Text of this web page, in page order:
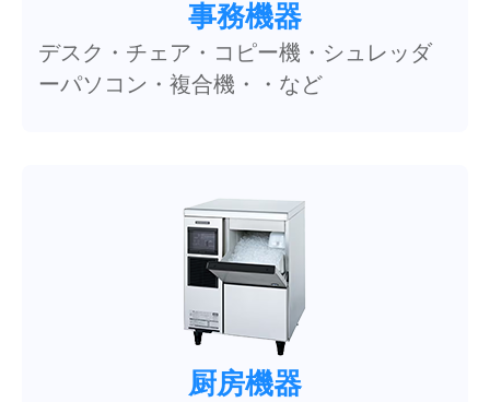
事務機器
デスク・チェア・コピー機・シュレッダ
ーパソコン・複合機・・など
厨房機器